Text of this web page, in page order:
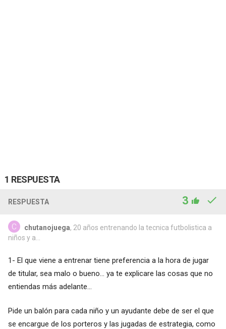
1 RESPUESTA
RESPUESTA 3
chutanojuega, 20 años entrenando la tecnica futbolistica a
niños y a...
1- El que viene a entrenar tiene preferencia a la hora de jugar
de titular, sea malo o bueno... ya te explicare las cosas que no
entiendas más adelante...
Pide un balón para cada niño y un ayudante debe de ser el que
se encargue de los porteros y las jugadas de estrategia, como